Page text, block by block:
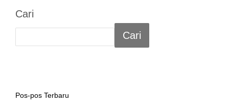
Cari
Cari
Pos-pos Terbaru